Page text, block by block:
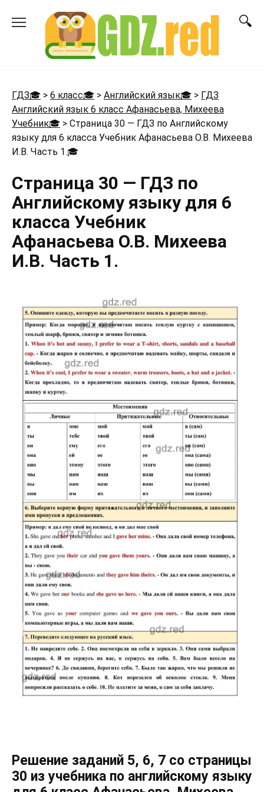
ГДЗ🎓 > 6 класс🎓 > Английский язык🎓 > ГДЗ
Английский язык 6 класс Афанасьева, Михеева
Учебник🎓 > Страница 30 — ГДЗ по Английскому
языку для 6 класса Учебник Афанасьева О.В. Михеева
И.В. Часть 1.🎓
Страница 30 — ГДЗ по
Английскому языку для 6
класса Учебник
Афанасьева О.В. Михеева
И.В. Часть 1.
Решение заданий 5, 6, 7 со страницы
30 из учебника по английскому языку